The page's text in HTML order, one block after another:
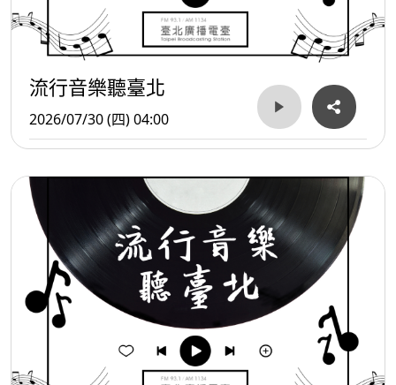
流行音樂聽臺北
2026/07/30 (四) 04:00